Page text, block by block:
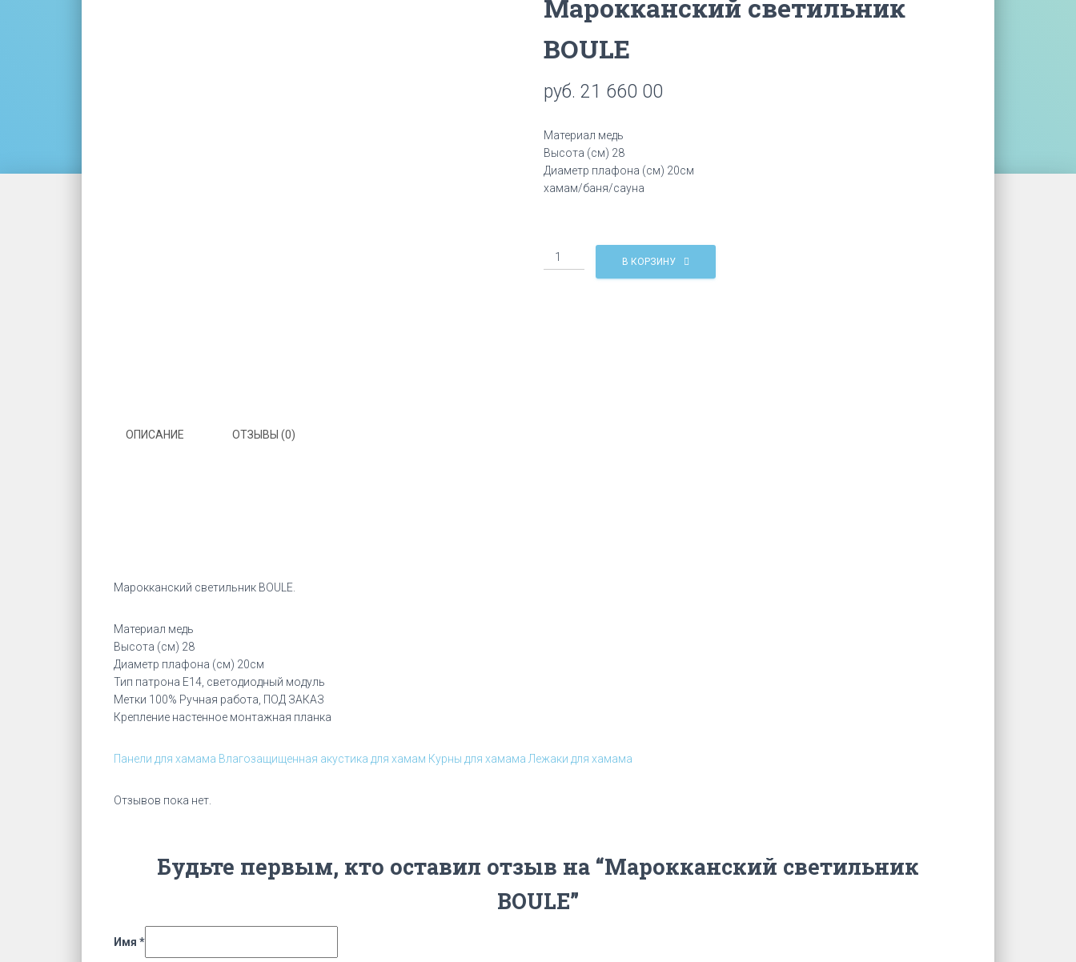
Марокканский светильник
BOULE
руб. 21 660 00
Материал медь
Высота (см) 28
Диаметр плафона (см) 20см
хамам/баня/сауна
Количество
Марокканский
В КОРЗИНУ
ОПИСАНИЕ ОТЗЫВЫ (0)
Марокканский светильник BOULE.
Материал медь
Высота (см) 28
Диаметр плафона (см) 20см
Тип патрона Е14, светодиодный модуль
Метки 100% Ручная работа, ПОД ЗАКАЗ
Крепление настенное монтажная планка
Панели для хамама Влагозащищенная акустика для хамам Курны для хамама Лежаки для хамама
Отзывов пока нет.
Будьте первым, кто оставил отзыв на “Марокканский светильник
BOULE”
Имя *